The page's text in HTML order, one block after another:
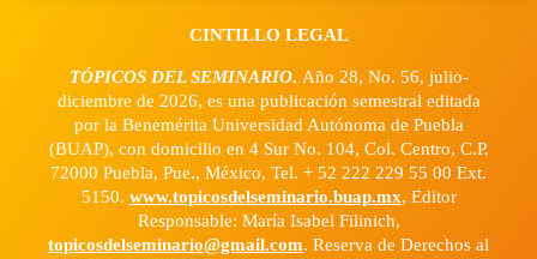
CINTILLO LEGAL
TÓPICOS DEL SEMINARIO. Año 28, No. 56, julio-
diciembre de 2026, es una publicación semestral editada
por la Benemérita Universidad Autónoma de Puebla
(BUAP), con domicilio en 4 Sur No. 104, Col. Centro, C.P.
72000 Puebla, Pue., México, Tel. + 52 222 229 55 00 Ext.
5150. www.topicosdelseminario.buap.mx, Editor
Responsable: María Isabel Filinich,
topicosdelseminario@gmail.com. Reserva de Derechos al